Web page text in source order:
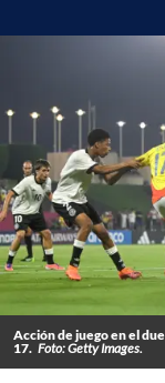
Acción de juego en el
17. Foto: Getty Images.